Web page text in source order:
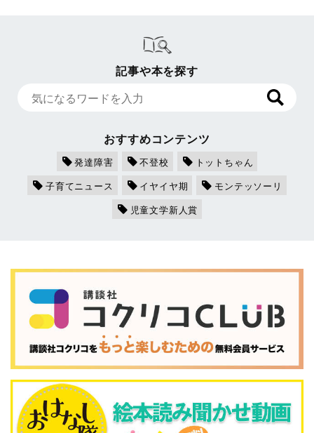
記事や本を探す
おすすめコンテンツ
発達障害 不登校
トットちゃん
子育てニュース
イヤイヤ期
モンテッソーリ
児童文学新人賞